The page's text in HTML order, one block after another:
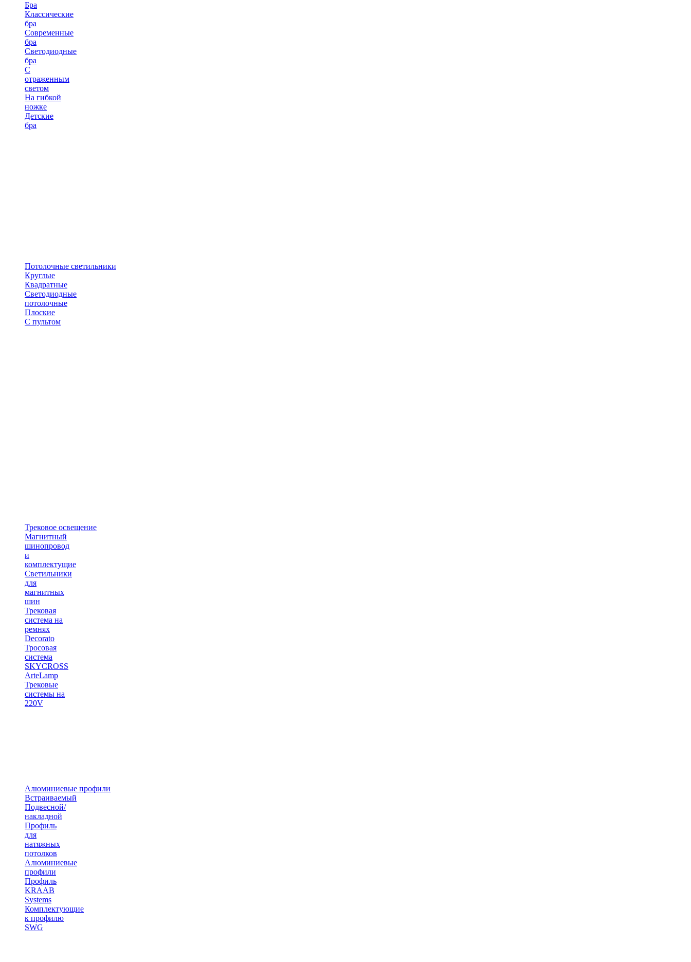
Бра
Классические
бра
Современные
бра
Светодиодные
бра
С
отраженным
светом
На гибкой
ножке
Детские
бра
Потолочные светильники
Круглые
Квадратные
Светодиодные
потолочные
Плоские
С пультом
Трековое освещение
Магнитный
шинопровод
и
комплектущие
Светильники
для
магнитных
шин
Трековая
система на
ремнях
Decorato
Тросовая
система
SKYCROSS
ArteLamp
Трековые
системы на
220V
Алюминиевые профили
Встраиваемый
Подвесной/
накладной
Профиль
для
натяжных
потолков
Алюминиевые
профили
Профиль
KRAAB
Systems
Комплектующие
к профилю
SWG